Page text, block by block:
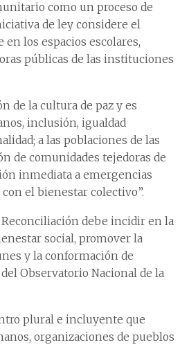
como un proceso de
de ley considere el
los espacios escolares,
públicas de las instituciones
de la cultura de paz y es
inclusión, igualdad
a las poblaciones de las
de comunidades tejedoras de
inmediata a emergencias
el bienestar colectivo”.
Reconciliación debe incidir en la
social, promover la
y la conformación de
Observatorio Nacional de la
plural e incluyente que
organizaciones de pueblos